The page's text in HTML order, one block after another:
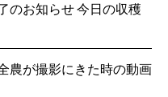
のお知らせ 今日の収穫
農が撮影にきた時の動画